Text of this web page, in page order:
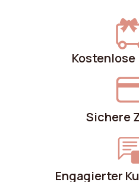
Sichere
Engagierter